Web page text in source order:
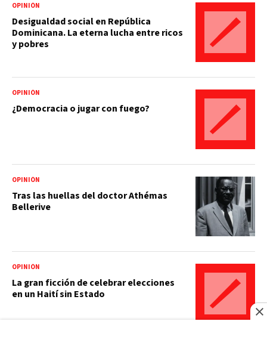
OPINIÓN
Desigualdad social en República
Dominicana. La eterna lucha entre ricos
y pobres
OPINIÓN
¿Democracia o jugar con fuego?
OPINIÓN
Tras las huellas del doctor Athémas
Bellerive
OPINIÓN
La gran ficción de celebrar elecciones
en un Haití sin Estado